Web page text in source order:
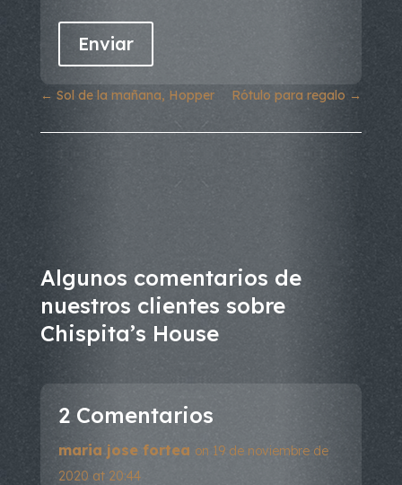
← Sol de la mañana, Hopper Rótulo para regalo →
Algunos comentarios de
nuestros clientes sobre
Chispita’s House
2 Comentarios
maria jose fortea on 19 de noviembre de
2020 at 20:44